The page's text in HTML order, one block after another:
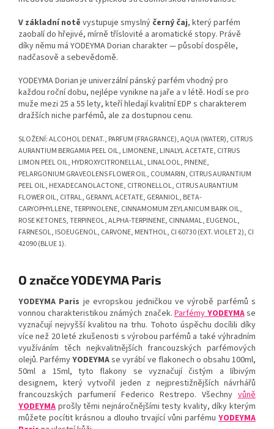
V základní notě vystupuje smyslný černý čaj, který parfém
zaobalí do hřejivé, mírně tříslovité a aromatické stopy. Právě
díky němu má YODEYMA Dorian charakter — působí dospěle,
nadčasově a sebevědomě.
YODEYMA Dorian je univerzální pánský parfém vhodný pro
každou roční dobu, nejlépe vynikne na jaře a v létě. Hodí se pro
muže mezi 25 a 55 lety, kteří hledají kvalitní EDP s charakterem
dražších niche parfémů, ale za dostupnou cenu.
SLOŽENÍ: ALCOHOL DENAT., PARFUM (FRAGRANCE), AQUA (WATER), CITRUS
AURANTIUM BERGAMIA PEEL OIL, LIMONENE, LINALYL ACETATE, CITRUS
LIMON PEEL OIL, HYDROXYCITRONELLAL, LINALOOL, PINENE,
PELARGONIUM GRAVEOLENS FLOWER OIL, COUMARIN, CITRUS AURANTIUM
PEEL OIL, HEXADECANOLACTONE, CITRONELLOL, CITRUS AURANTIUM
FLOWER OIL, CITRAL, GERANYL ACETATE, GERANIOL, BETA-
CARYOPHYLLENE, TERPINOLENE, CINNAMOMUM ZEYLANICUM BARK OIL,
ROSE KETONES, TERPINEOL, ALPHA-TERPINENE, CINNAMAL, EUGENOL,
FARNESOL, ISOEUGENOL, CARVONE, MENTHOL, CI 60730 (EXT. VIOLET 2), CI
42090 (BLUE 1).
O značce YODEYMA Paris
YODEYMA Paris je evropskou jedničkou ve výrobě parfémů s
vonnou charakteristikou známých značek. ParfémyYODEYMAse
vyznačují nejvyšší kvalitou na trhu. Tohoto úspěchu docílili díky
více než 20 leté zkušenosti s výrobou parfémů a také výhradním
využíváním těch nejkvalitnějších francouzských parfémových
olejů. ParfémyYODEYMAse vyrábí ve flakonech o obsahu 100ml,
50ml a 15ml, tyto flakony se vyznačují čistým a líbivým
designem, který vytvořil jeden z nejprestižnějších návrhářů
francouzských parfumerií Federico Restrepo. Všechny vůně
YODEYMA prošly těmi nejnáročnějšími testy kvality, díky kterým
můžete pocítit krásnou a dlouho trvající vůni parfému YODEYMA